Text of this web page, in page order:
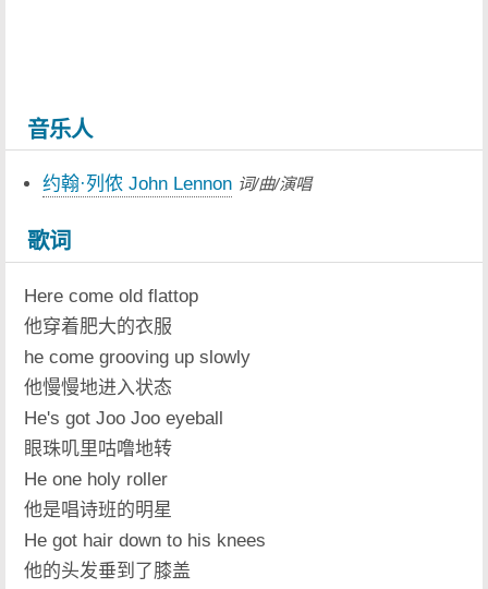
音乐人
约翰·列侬 John Lennon 词/曲/演唱
歌词
Here come old flattop
他穿着肥大的衣服
he come grooving up slowly
他慢慢地进入状态
He's got Joo Joo eyeball
眼珠叽里咕噜地转
He one holy roller
他是唱诗班的明星
He got hair down to his knees
他的头发垂到了膝盖